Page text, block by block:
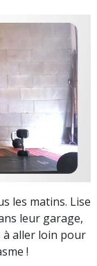
les matins. Lise
leur garage,
à aller loin pour
!